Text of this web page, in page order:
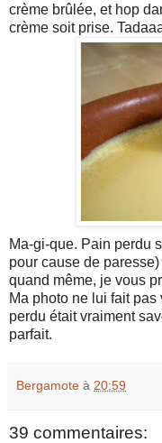
crème brûlée, et hop
crème soit prise.
Ma-gi-que. Pain perdu
pour cause de
quand même, je vous
Ma photo ne lui fait
perdu était vraiment
parfait.
Bergamote à 20:59
39 commentaires: